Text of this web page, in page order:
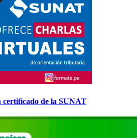
certificado de la SUNAT